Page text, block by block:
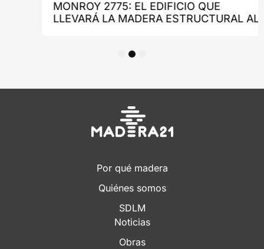
Por qué madera
Quiénes somos
SDLM
Noticias
Obras